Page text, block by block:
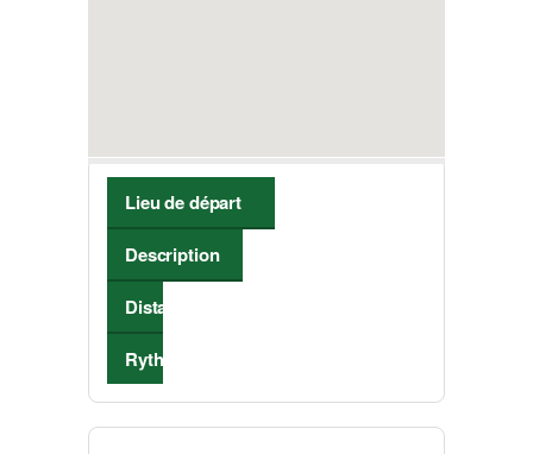
Lieu de départ
Description
Distance
Rythme de marche